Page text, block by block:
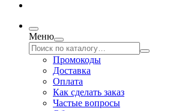
Меню
Промокоды
Доставка
Оплата
Как сделать заказ
Частые вопросы